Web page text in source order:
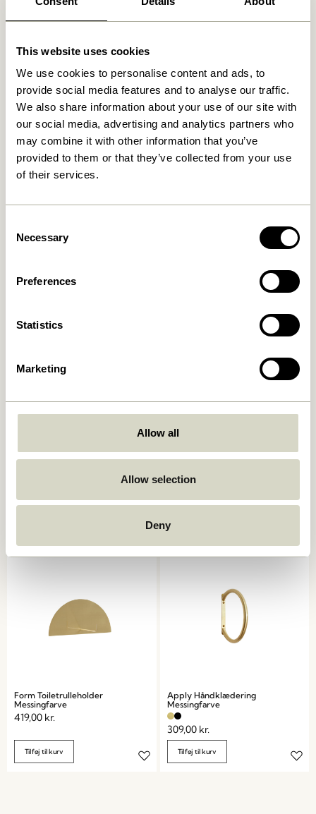
This website uses cookies
We use cookies to personalise content and ads, to
provide social media features and to analyse our traffic.
We also share information about your use of our site with
our social media, advertising and analytics partners who
may combine it with other information that you’ve
provided to them or that they’ve collected from your use
of their services.
Selection
Necessary
Preferences
Statistics
Marketing
Allow all
Allow selection
Deny
Relaterede varer
169,00kr.
Spot Knager Flerfarvet (sæt
359,00kr.
Double Magasinholder med
krog Rød
419,00kr.
Form Toiletrulleholder
Messingfarve
419,00 kr.
Tilføj til kurv
Apply Håndklædering
Messingfarve
309,00 kr.
Tilføj til kurv